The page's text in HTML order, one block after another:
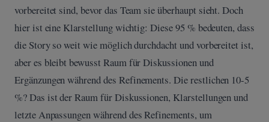
vorbereitet sind, bevor das Team sie überhaupt sieht. Doch
hier ist eine Klarstellung wichtig: Diese 95 % bedeuten, dass
die Story so weit wie möglich durchdacht und vorbereitet ist,
aber es bleibt bewusst Raum für Diskussionen und
Ergänzungen während des Refinements. Die restlichen 10-5
%? Das ist der Raum für Diskussionen, Klarstellungen und
letzte Anpassungen während des Refinements, um